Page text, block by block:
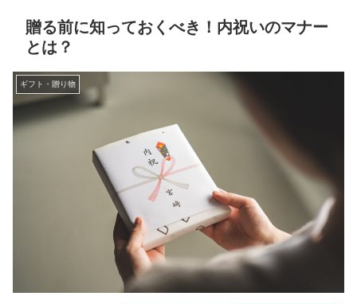
贈る前に知っておくべき！内祝いのマナー
とは？
ギフト・贈り物